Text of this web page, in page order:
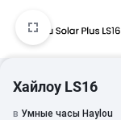
Хайлоу LS16
в Умные часы Haylou